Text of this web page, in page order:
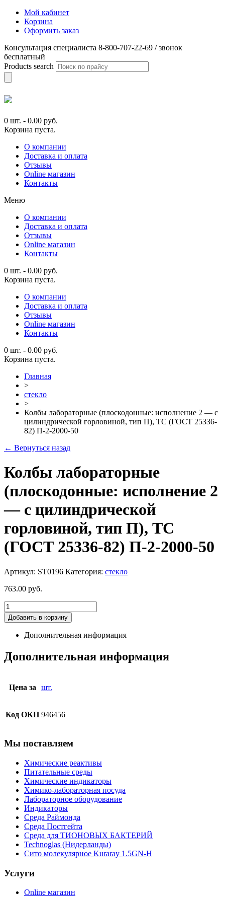
Мой кабинет
Корзина
Оформить заказ
Консультация специалиста 8-800-707-22-69 / звонок
бесплатный
Products search
0 шт. - 0.00 руб.
Корзина пуста.
О компании
Доставка и оплата
Отзывы
Online магазин
Контакты
Меню
О компании
Доставка и оплата
Отзывы
Online магазин
Контакты
0 шт. - 0.00 руб.
Корзина пуста.
О компании
Доставка и оплата
Отзывы
Online магазин
Контакты
0 шт. - 0.00 руб.
Корзина пуста.
Главная
>
стекло
>
Колбы лабораторные (плоскодонные: исполнение 2 — с
цилиндрической горловиной, тип П), ТС (ГОСТ 25336-
82) П-2-2000-50
← Вернуться назад
Колбы лабораторные
(плоскодонные: исполнение 2
— с цилиндрической
горловиной, тип П), ТС
(ГОСТ 25336-82) П-2-2000-50
Артикул: ST0196 Категория: стекло
763.00 руб.
Добавить в корзину
Дополнительная информация
Дополнительная информация
Цена за шт.
Код ОКП 946456
Мы поставляем
Химические реактивы
Питательные среды
Химические индикаторы
Химико-лабораторная посуда
Лабораторное оборудование
Индикаторы
Среда Раймонда
Среда Постгейта
Среда для ТИОНОВЫХ БАКТЕРИЙ
Technoglas (Нидерланды)
Сито молекулярное Kuraray 1.5GN-H
Услуги
Online магазин